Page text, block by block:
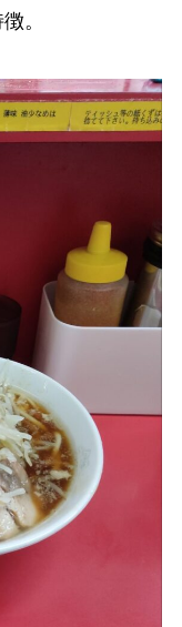
。